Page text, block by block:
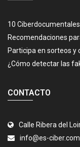
10
Recomendaciones
Participa en sorteos y
¿Cómo detectar las
CONTACTO
Calle Ribera del
info@es-ciber.com